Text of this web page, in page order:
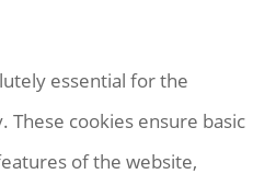
essential for the
cookies ensure basic
of the website,